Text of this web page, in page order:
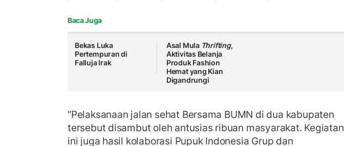
Baca Juga
Bekas Luka
Pertempuran di
Falluja Irak
Asal Mula Thrifting,
Aktivitas Belanja
Produk Fashion
Hemat yang Kian
Digandrungi
“Pelaksanaan jalan sehat Bersama BUMN di dua kabupaten
tersebut disambut oleh antusias ribuan masyarakat. Kegiatan
ini juga hasil kolaborasi Pupuk Indonesia Grup dan